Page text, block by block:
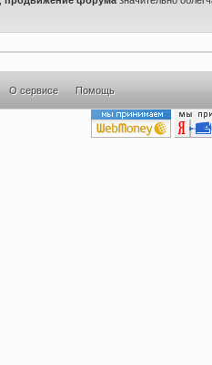
О сервисе Помощь